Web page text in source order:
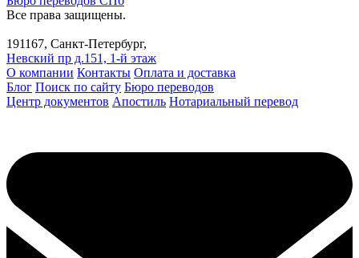
Все права защищены.
191167, Санкт-Петербург,
Невский пр д.151, 1-й этаж
О компании Контакты Оплата и доставка
Блог Поиск по сайту Бюро переводов
Центр документов Апостиль Нотариальный перевод